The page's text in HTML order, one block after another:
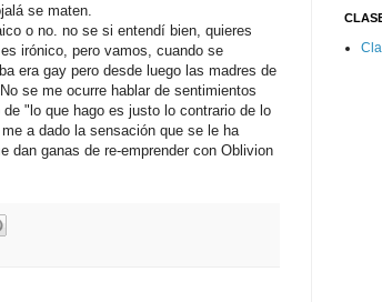
se maten.
o no. no se si entendí bien, quieres
irónico, pero vamos, cuando se
era gay pero desde luego las madres de
se me ocurre hablar de sentimientos
"lo que hago es justo lo contrario de lo
a dado la sensación que se le ha
dan ganas de re-emprender con Oblivion